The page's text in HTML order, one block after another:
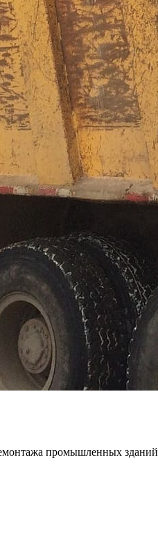
промышленных зданий